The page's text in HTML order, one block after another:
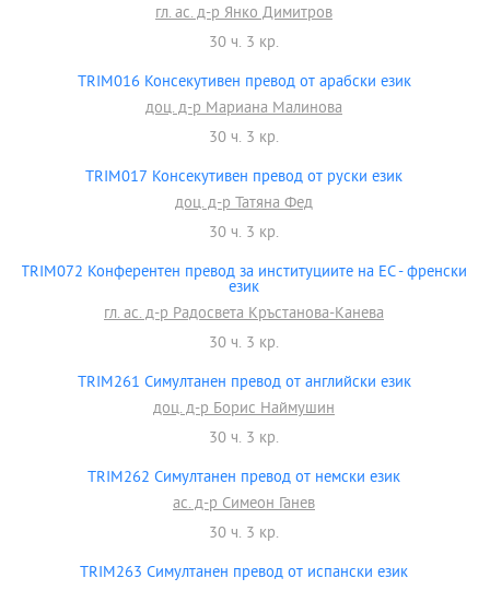
гл. ас. д-р Янко Димитров
30 ч. 3 кр.
TRIM016 Консекутивен превод от арабски език
доц. д-р Мариана Малинова
30 ч. 3 кр.
TRIM017 Консекутивен превод от руски език
доц. д-р Татяна Фед
30 ч. 3 кр.
TRIM072 Конферентен превод за институциите на ЕС - френски
език
гл. ас. д-р Радосвета Кръстанова-Канева
30 ч. 3 кр.
TRIM261 Симултанен превод от английски език
доц. д-р Борис Наймушин
30 ч. 3 кр.
TRIM262 Симултанен превод от немски език
ас. д-р Симеон Ганев
30 ч. 3 кр.
TRIM263 Симултанен превод от испански език